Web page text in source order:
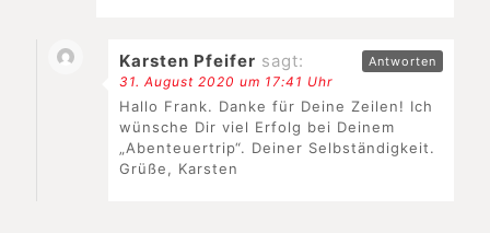
Karsten Pfeifer sagt:
31. August 2020 um 17:41 Uhr
Hallo Frank. Danke für Deine Zeilen! Ich
wünsche Dir viel Erfolg bei Deinem
„Abenteuertrip“. Deiner Selbständigkeit.
Grüße, Karsten
Antworten